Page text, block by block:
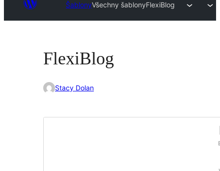
ŠablonyVšechny šablonyFlexiBlog
FlexiBlog
Stacy Dolan